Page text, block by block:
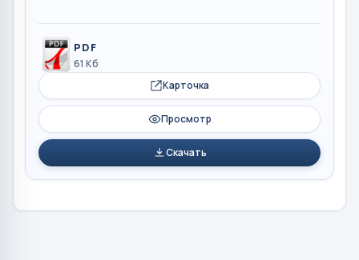
PDF
61 Кб
Карточка
Просмотр
Скачать